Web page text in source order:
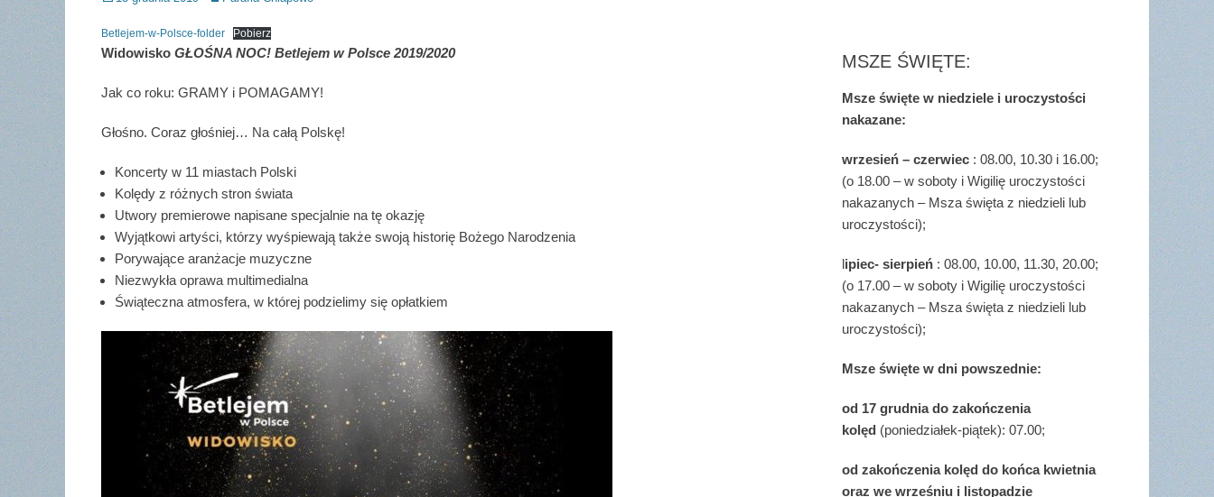
Betlejem-w-Polsce-folder Pobierz
Widowisko GŁOŚNA NOC! Betlejem w Polsce 2019/2020
Jak co roku: GRAMY i POMAGAMY!
Głośno. Coraz głośniej… Na całą Polskę!
Koncerty w 11 miastach Polski
Kolędy z różnych stron świata
Utwory premierowe napisane specjalnie na tę okazję
Wyjątkowi artyści, którzy wyśpiewają także swoją historię Bożego Narodzenia
Porywające aranżacje muzyczne
Niezwykła oprawa multimedialna
Świąteczna atmosfera, w której podzielimy się opłatkiem
MSZE ŚWIĘTE:
Msze święte w niedziele i uroczystości
nakazane:
wrzesień – czerwiec : 08.00, 10.30 i 16.00;
(o 18.00 – w soboty i Wigilię uroczystości
nakazanych – Msza święta z niedzieli lub
uroczystości);
lipiec- sierpień : 08.00, 10.00, 11.30, 20.00;
(o 17.00 – w soboty i Wigilię uroczystości
nakazanych – Msza święta z niedzieli lub
uroczystości);
Msze święte w dni powszednie:
od 17 grudniado zakończenia
kolęd (poniedziałek-piątek): 07.00;
od zakończenia kolęd do końca kwietnia
oraz we wrześniu i listopadzie